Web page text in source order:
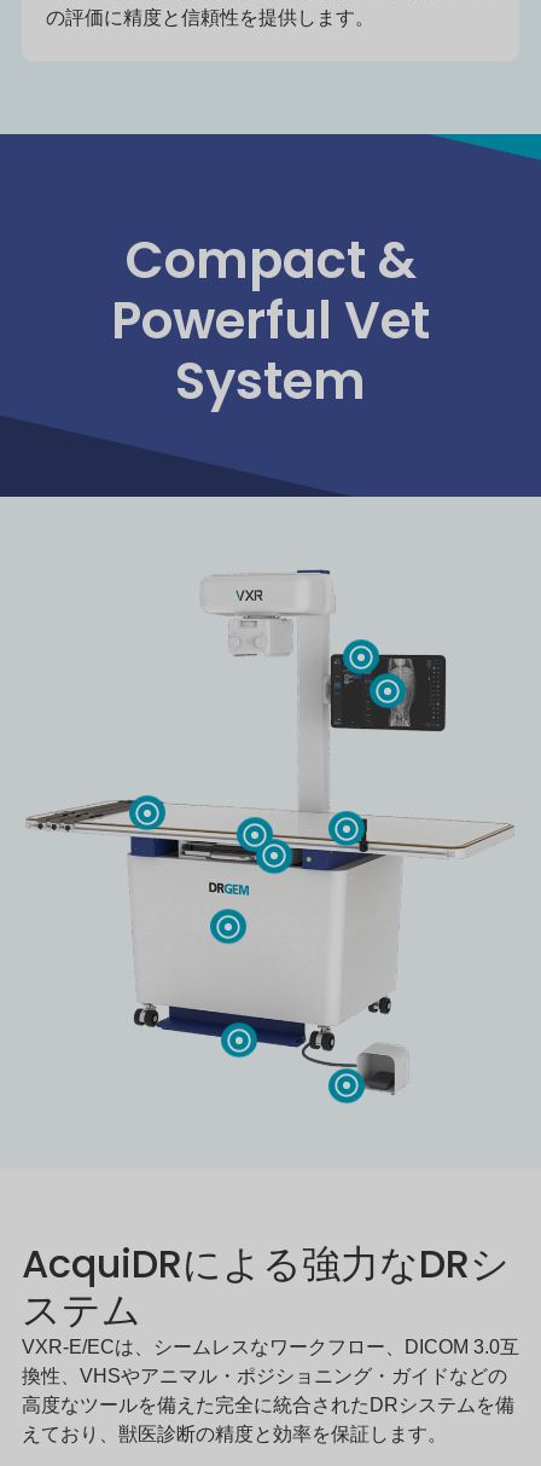
の評価に精度と信頼性を提供します。
Compact &
Powerful Vet
System
AcquiDRによる強力なDRシ
ステム
VXR-E/ECは、シームレスなワークフロー、DICOM 3.0互
換性、VHSやアニマル・ポジショニング・ガイドなどの
高度なツールを備えた完全に統合されたDRシステムを備
えており、獣医診断の精度と効率を保証します。